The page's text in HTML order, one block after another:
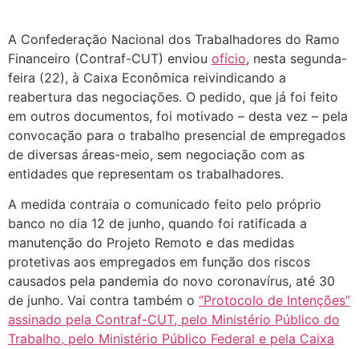
A Confederação Nacional dos Trabalhadores do Ramo
Financeiro (Contraf-CUT) enviou ofício, nesta segunda-
feira (22), à Caixa Econômica reivindicando a
reabertura das negociações. O pedido, que já foi feito
em outros documentos, foi motivado – desta vez – pela
convocação para o trabalho presencial de empregados
de diversas áreas-meio, sem negociação com as
entidades que representam os trabalhadores.
A medida contraia o comunicado feito pelo próprio
banco no dia 12 de junho, quando foi ratificada a
manutenção do Projeto Remoto e das medidas
protetivas aos empregados em função dos riscos
causados pela pandemia do novo coronavírus, até 30
de junho. Vai contra também o “Protocolo de Intenções”
assinado pela Contraf-CUT, pelo Ministério Público do
Trabalho, pelo Ministério Público Federal e pela Caixa